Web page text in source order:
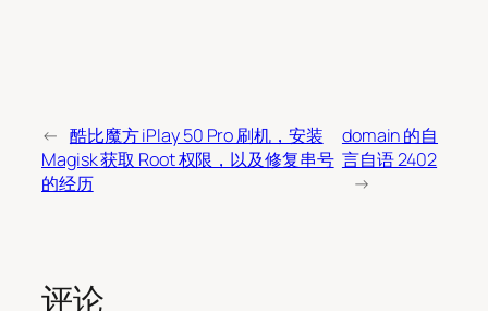
← 酷比魔方 iPlay 50 Pro 刷机，安装
Magisk 获取 Root 权限，以及修复串号
的经历
domain 的自
言自语 2402
→
评论